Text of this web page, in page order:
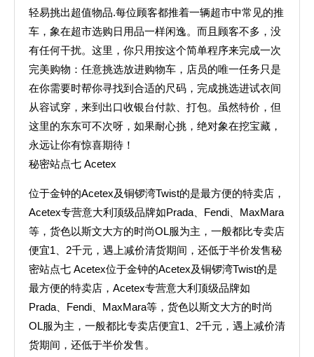
轻易挑出超值物品.每位顾客都推着一辆超市中常见的推
车，象在超市选购日用品一样闲逸。而且顾客不多，没
有任何干扰。这里，你只用按这个简单程序来完成一次
完美购物：任意挑选放进购物车，店员的唯一任务只是
在你需要时帮你寻找到合适的尺码，完成挑选进试衣间
从容试穿，来到出口收银台付款、打包。虽然特价，但
这里的东东可不次呀，如果耐心挑，绝对象在挖宝藏，
永远让你有惊喜期待！
秘密站点七 Acetex
位于金钟的Acetex及铜锣湾Twist的是最方便的特卖店，
Acetex专营意大利顶级品牌如Prada、Fendi、MaxMara
等，货色以斯文大方的时尚OL服为主，一般都比专卖店
便宜1、2千元，遇上减价清货期间，还低于半价发售秘
密站点七 Acetex位于金钟的Acetex及铜锣湾Twist的是
最方便的特卖店，Acetex专营意大利顶级品牌如
Prada、Fendi、MaxMara等，货色以斯文大方的时尚
OL服为主，一般都比专卖店便宜1、2千元，遇上减价清
货期间，还低于半价发售。